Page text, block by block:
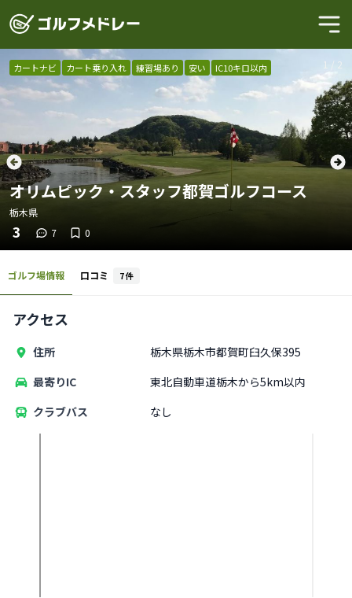
1 / 2
カートナビ カート乗り入れ 練習場あり 安い IC10キロ以内
オリムピック・スタッフ都賀ゴルフコース
栃木県
3 7 0
ゴルフ場情報 口コミ 7件
アクセス
住所
栃木県栃木市都賀町臼久保395
最寄りIC
東北自動車道栃木から5km以内
クラブバス
なし